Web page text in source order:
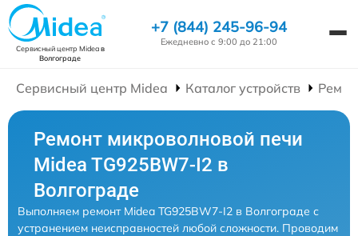
Сервисный центр Mideaв
Волгограде
+7 (844) 245-96-94
Ежедневно с 9:00 до 21:00
Сервисный центр Midea Каталог устройств
Ремонт микроволновой печи
Midea TG925BW7-I2 в
Волгограде
Выполняем ремонт Midea TG925BW7-I2 в Волгограде с
устранением неисправностей любой сложности. Проводим